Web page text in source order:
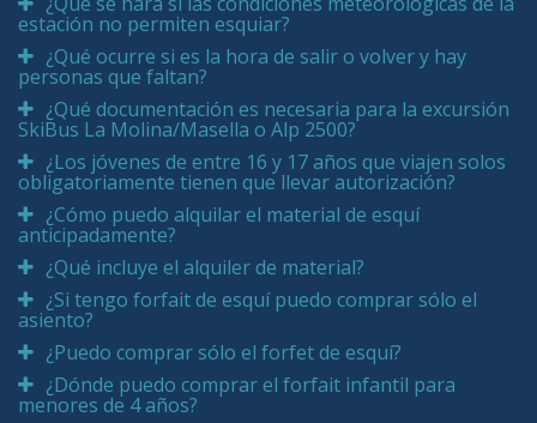
estación no permiten esquiar?
¿Qué ocurre si es la hora de salir o volver y hay
personas que faltan?
¿Qué documentación es necesaria para la excursión
SkiBus La Molina/Masella o Alp 2500?
¿Los jóvenes de entre 16 y 17 años que viajen solos
obligatoriamente tienen que llevar autorización?
¿Cómo puedo alquilar el material de esquí
anticipadamente?
¿Qué incluye el alquiler de material?
¿Si tengo forfait de esquí puedo comprar sólo el
asiento?
¿Puedo comprar sólo el forfet de esquí?
¿Dónde puedo comprar el forfait infantil para
menores de 4 años?